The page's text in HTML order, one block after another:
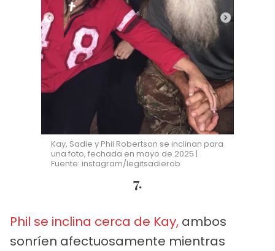
Kay, Sadie y Phil Robertson se inclinan para
una foto, fechada en mayo de 2025 |
Fuente: instagram/legitsadierob
7.
Phil se inclina cerca de Kay, ambos
sonríen afectuosamente mientras